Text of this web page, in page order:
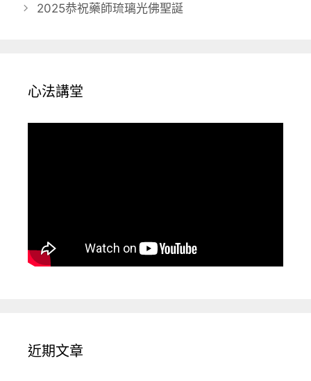
2025恭祝藥師琉璃光佛聖誕
心法講堂
近期文章